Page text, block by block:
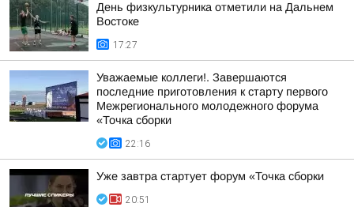
День физкультурника отметили на Дальнем
Востоке
17:27
Уважаемые коллеги!. Завершаются
последние приготовления к старту первого
Межрегионального молодежного форума
«Точка сборки
22:16
Уже завтра стартует форум «Точка сборки
20:51